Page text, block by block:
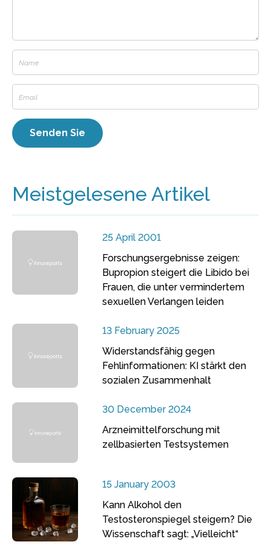
Meistgelesene Artikel
25 April 2001
Forschungsergebnisse zeigen:
Bupropion steigert die Libido bei
Frauen, die unter vermindertem
sexuellen Verlangen leiden
13 February 2025
Widerstandsfähig gegen
Fehlinformationen: KI stärkt den
sozialen Zusammenhalt
30 December 2024
Arzneimittelforschung mit
zellbasierten Testsystemen
15 January 2003
Kann Alkohol den
Testosteronspiegel steigern? Die
Wissenschaft sagt: „Vielleicht“